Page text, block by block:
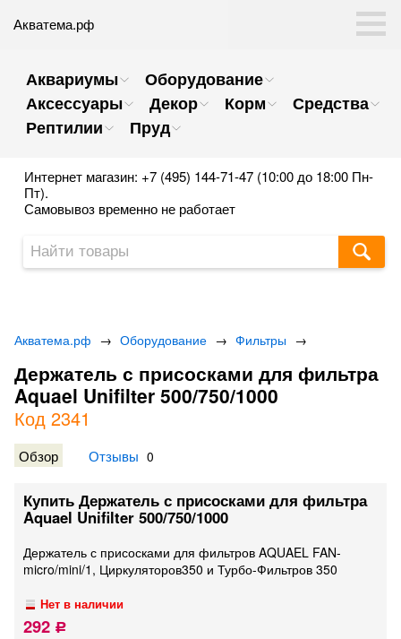
Акватема.рф
Аквариумы
Оборудование
Аксессуары
Декор Корм
Средства
Рептилии
Пруд
Интернет магазин: +7 (495) 144-71-47 (10:00 до 18:00 Пн-
Пт).
Самовывоз временно не работает
Акватема.рф → Оборудование → Фильтры →
Держатель с присосками для фильтра
Aquael Unifilter 500/750/1000
Код 2341
Обзор Отзывы 0
Купить Держатель с присосками для фильтра
Aquael Unifilter 500/750/1000
Держатель с присосками для фильтров AQUAEL FAN-
micro/mini/1, Циркуляторов350 и Турбо-Фильтров 350
Нет в наличии
292 Р